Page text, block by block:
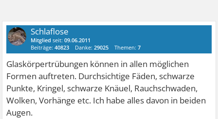
Schlaflose
Mitglied seit:09.06.2011
Beiträge:40823 Danke:29025 Themen:7
Glaskörpertrübungen können in allen möglichen
Formen auftreten. Durchsichtige Fäden, schwarze
Punkte, Kringel, schwarze Knäuel, Rauchschwaden,
Wolken, Vorhänge etc. Ich habe alles davon in beiden
Augen.